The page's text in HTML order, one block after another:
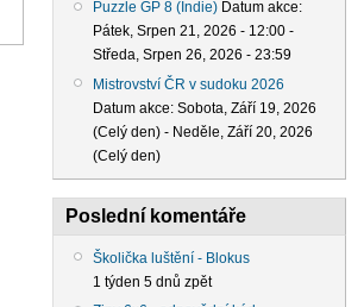
Puzzle GP 8 (Indie) Datum akce:
Pátek, Srpen 21, 2026 - 12:00 -
Středa, Srpen 26, 2026 - 23:59
Mistrovství ČR v sudoku 2026
Datum akce: Sobota, Září 19, 2026
(Celý den) - Neděle, Září 20, 2026
(Celý den)
Poslední komentáře
Školička luštění - Blokus
1 týden 5 dnů zpět